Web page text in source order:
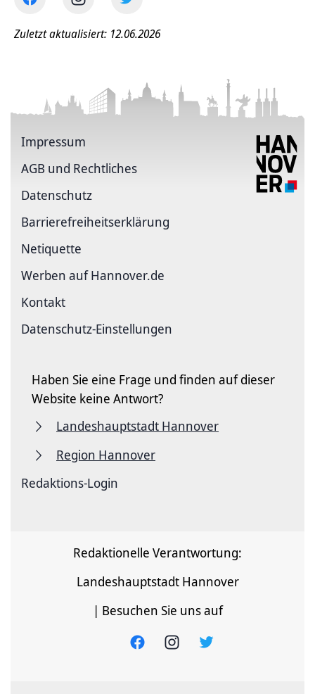
Zuletzt aktualisiert: 12.06.2026
Impressum
AGB und Rechtliches
Datenschutz
Barriere­freiheits­erklärung
Netiquette
Werben auf Hannover.de
Kontakt
Datenschutz-Einstellungen
Haben Sie eine Frage und finden auf dieser
Website keine Antwort?
Landeshauptstadt Hannover
Region Hannover
Redaktions-Login
Redaktionelle Verantwortung:
Landeshauptstadt Hannover
| Besuchen Sie uns auf